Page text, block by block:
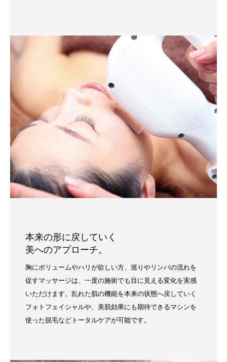
本来の形に戻していく
美へのアプローチ。
胸にボリュームやハリが欲しい方、巡りやリンパの流れを
促すマッサージは、一度の施術でも目に見える変化を実感
いただけます。乱れた肌の機能を本来の状態へ戻していく
フォトフェイシャルや、美肌効果にも期待できるマシンを
使った脱毛などトータルケアが可能です。